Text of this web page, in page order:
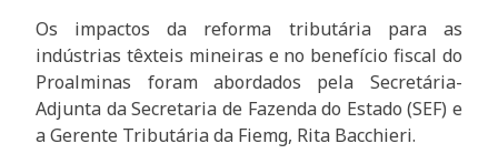
Os impactos da reforma tributária para as
indústrias têxteis mineiras e no benefício fiscal do
Proalminas foram abordados pela Secretária-
Adjunta da Secretaria de Fazenda do Estado (SEF) e
a Gerente Tributária da Fiemg, Rita Bacchieri.